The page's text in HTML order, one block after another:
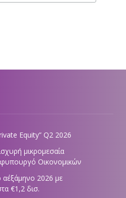
Equity” Q2 2026
μικρομεσαία
Οικονομικών
2026 με
€1,2 δισ.